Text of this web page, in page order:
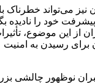
نیز می‌تواند خطرناک
خود را نادیده
از این موضوع،
برای رسیدن به امنیت
نوظهور چالشی